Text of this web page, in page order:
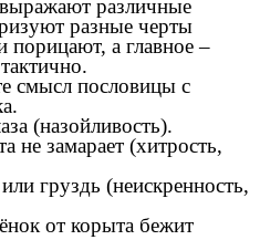
различные
разные черты
порицают, а главное –
смысл пословицы с
(назойливость).
не замарает (хитрость,
груздь (неискренность,
от корыта бежит